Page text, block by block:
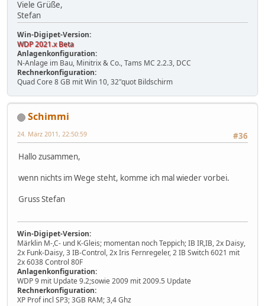
Viele Grüße,
Stefan
Win-Digipet-Version:
WDP 2021.x Beta
Anlagenkonfiguration:
N-Anlage im Bau, Minitrix & Co., Tams MC 2.2.3, DCC
Rechnerkonfiguration:
Quad Core 8 GB mit Win 10, 32"quot Bildschirm
Schimmi
#36
24. März 2011, 22:50:59
Hallo zusammen,
wenn nichts im Wege steht, komme ich mal wieder vorbei.
Gruss Stefan
Win-Digipet-Version:
Märklin M-,C- und K-Gleis; momentan noch Teppich; IB IR,IB, 2x Daisy,
2x Funk-Daisy, 3 IB-Control, 2x Iris Fernregeler, 2 IB Switch 6021 mit
2x 6038 Control 80F
Anlagenkonfiguration:
WDP 9 mit Update 9.2;sowie 2009 mit 2009.5 Update
Rechnerkonfiguration:
XP Prof incl SP3; 3GB RAM; 3,4 Ghz